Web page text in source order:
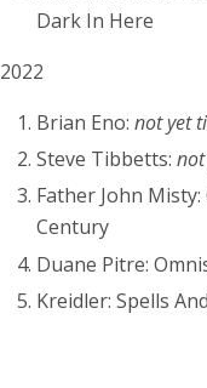
Dark In Here
2022
Brian Eno:not yet
Steve Tibbetts:
Father John
Century
Duane Pitre:
Kreidler: Spells